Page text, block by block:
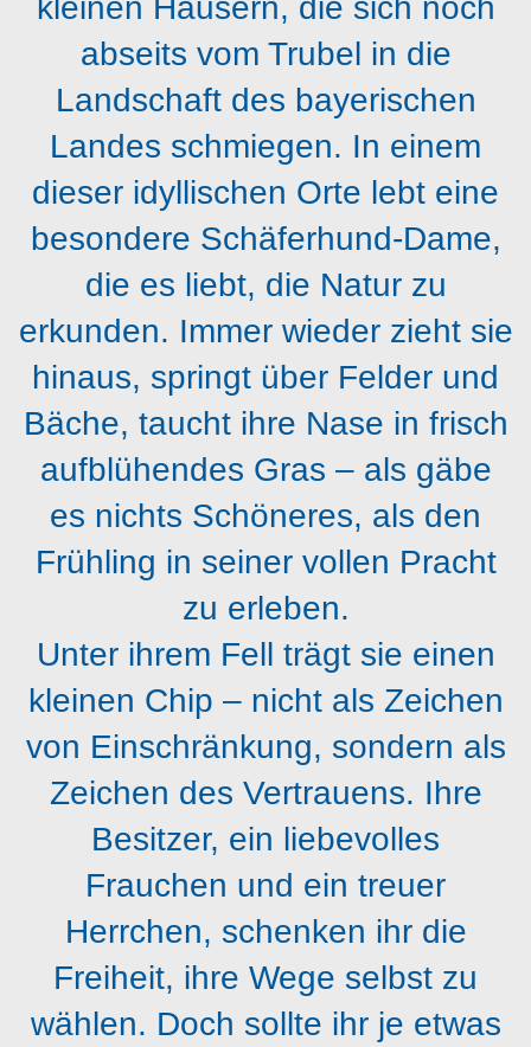
kleinen Häusern, die sich noch
abseits vom Trubel in die
Landschaft des bayerischen
Landes schmiegen. In einem
dieser idyllischen Orte lebt eine
besondere Schäferhund-Dame,
die es liebt, die Natur zu
erkunden. Immer wieder zieht sie
hinaus, springt über Felder und
Bäche, taucht ihre Nase in frisch
aufblühendes Gras – als gäbe
es nichts Schöneres, als den
Frühling in seiner vollen Pracht
zu erleben.
Unter ihrem Fell trägt sie einen
kleinen Chip – nicht als Zeichen
von Einschränkung, sondern als
Zeichen des Vertrauens. Ihre
Besitzer, ein liebevolles
Frauchen und ein treuer
Herrchen, schenken ihr die
Freiheit, ihre Wege selbst zu
wählen. Doch sollte ihr je etwas